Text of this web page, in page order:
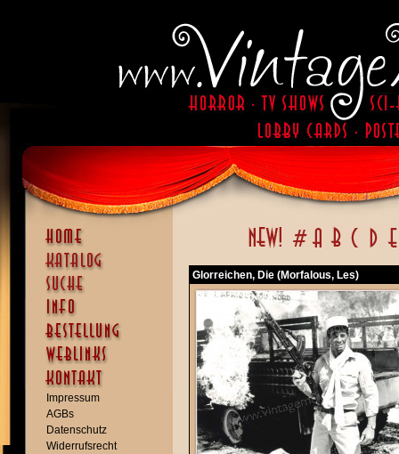
Impressum
AGBs
Datenschutz
Widerrufsrecht
Glorreichen, Die (Morfalous, Les)